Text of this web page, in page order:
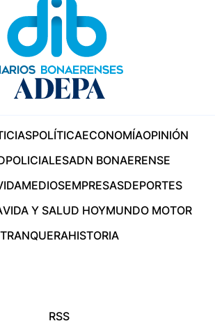
POLÍTICAECONOMÍAOPINIÓN
POLICIALESADN BONAERENSE
MEDIOSEMPRESASDEPORTES
VIDA Y SALUD HOYMUNDO MOTOR
TRANQUERAHISTORIA
RSS